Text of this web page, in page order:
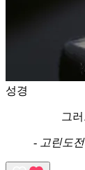
성경
그
- 고린도